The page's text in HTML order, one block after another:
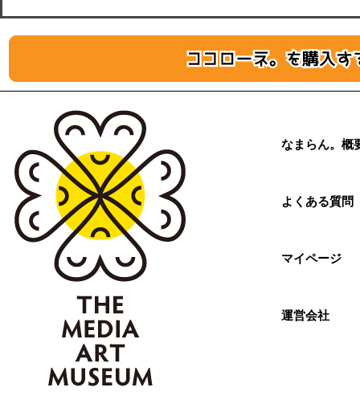
なまらん。概
よくある質問
マイページ
運営会社